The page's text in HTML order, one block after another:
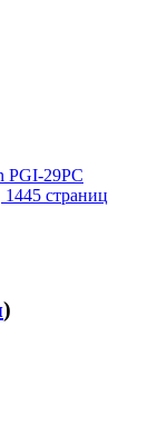
PGI-29PC
страниц
)